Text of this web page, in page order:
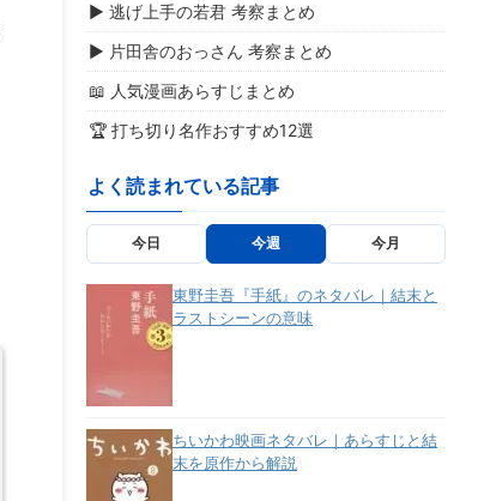
▶ 逃げ上手の若君 考察まとめ
▶ 片田舎のおっさん 考察まとめ
📖 人気漫画あらすじまとめ
🏆 打ち切り名作おすすめ12選
よく読まれている記事
今日 今週 今月
東野圭吾『手紙』のネタバレ｜結末と
ラストシーンの意味
ちいかわ映画ネタバレ｜あらすじと結
末を原作から解説